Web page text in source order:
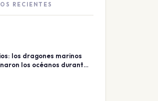
RECIENTES
los dragones marinos
los océanos durante
de años